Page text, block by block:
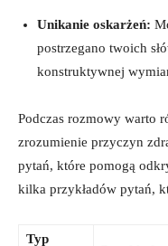
Unikanie oskarżeń:
postrzegano twoich
konstruktywnej
Podczas rozmowy warto
zrozumienie przyczyn
pytań, które pomogą
kilka przykładów pytań,
Typ